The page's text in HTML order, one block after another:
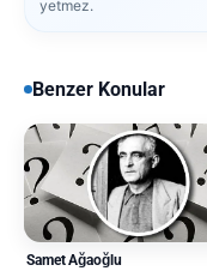
yetmez.
Benzer Konular
Samet Ağaoğlu